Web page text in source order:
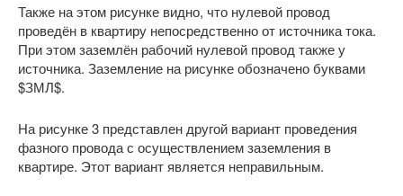
Также на этом рисунке видно, что нулевой провод
проведён в квартиру непосредственно от источника тока.
При этом заземлён рабочий нулевой провод также у
источника. Заземление на рисунке обозначено буквами
$ЗМЛ$.
На рисунке 3 представлен другой вариант проведения
фазного провода с осуществлением заземления в
квартире. Этот вариант является неправильным.